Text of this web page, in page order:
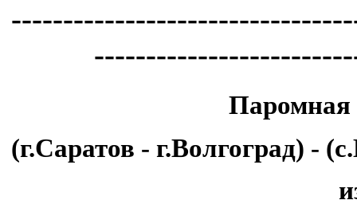
Паромная
(г.Саратов - г.Волгоград) -